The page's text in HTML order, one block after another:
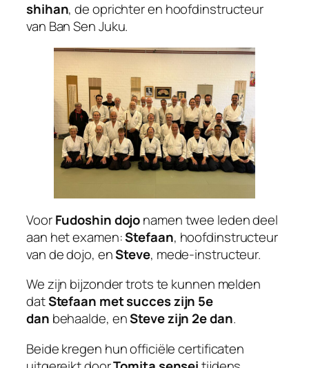
shihan, de oprichter en hoofdinstructeur
van Ban Sen Juku.
VoorFudoshin dojonamen twee leden deel
aan het examen:Stefaan, hoofdinstructeur
van de dojo, enSteve, mede-instructeur.
We zijn bijzonder trots te kunnen melden
datStefaan met succes zijn 5e
dan behaalde, enSteve zijn 2e dan.
Beide kregen hun officiële certificaten